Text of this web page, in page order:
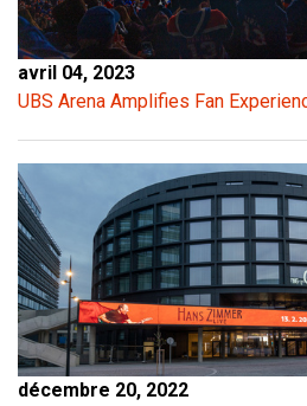
avril 04, 2023
UBS Arena Amplifies Fan
décembre 20, 2022